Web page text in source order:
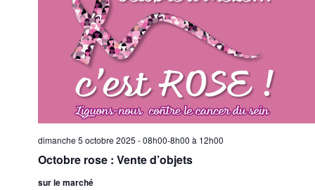
Octobre rose : Vente d’objets
dimanche 5 octobre 2025 - 08h00-8h00 à 12h00
sur le marché